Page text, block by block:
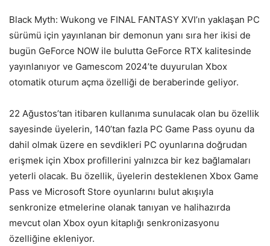
Black Myth: Wukong ve FINAL FANTASY XVI’ın yaklaşan PC
sürümü için yayınlanan bir demonun yanı sıra her ikisi de
bugün GeForce NOW ile bulutta GeForce RTX kalitesinde
yayınlanıyor ve Gamescom 2024’te duyurulan Xbox
otomatik oturum açma özelliği de beraberinde geliyor.
22 Ağustos’tan itibaren kullanıma sunulacak olan bu özellik
sayesinde üyelerin, 140’tan fazla PC Game Pass oyunu da
dahil olmak üzere en sevdikleri PC oyunlarına doğrudan
erişmek için Xbox profillerini yalnızca bir kez bağlamaları
yeterli olacak. Bu özellik, üyelerin desteklenen Xbox Game
Pass ve Microsoft Store oyunlarını bulut akışıyla
senkronize etmelerine olanak tanıyan ve halihazırda
mevcut olan Xbox oyun kitaplığı senkronizasyonu
özelliğine ekleniyor.